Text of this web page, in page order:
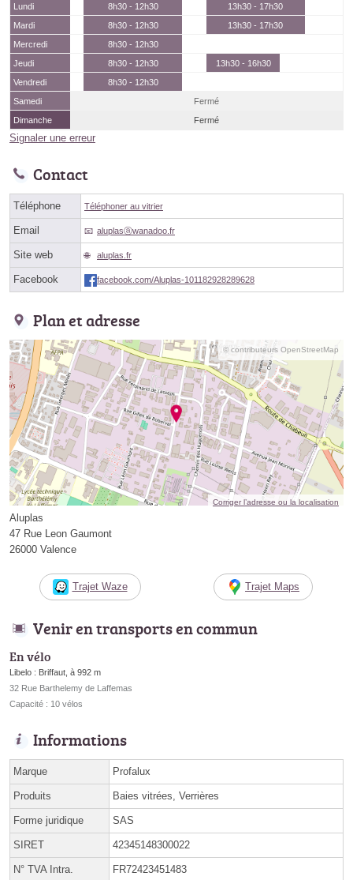
Lundi 8h30 - 12h30
13h30 - 17h30
Mardi
8h30 - 12h30
13h30 - 17h30
Mercredi
8h30 - 12h30
Jeudi
8h30 - 12h30
13h30 - 16h30
Vendredi
8h30 - 12h30
Samedi
Fermé
Dimanche
Fermé
Signaler une erreur
Contact
Téléphone Téléphoner au vitrier
Email aluplasⓐwanadoo.fr
Site web aluplas.fr
Facebook facebook.com/Aluplas-101182928289628
Plan et adresse
© contributeurs OpenStreetMap
Corriger l’adresse ou la localisation
Aluplas
47 Rue Leon Gaumont
26000 Valence
Trajet Waze Trajet Maps
Venir en transports en commun
En vélo
Libelo : Briffaut, à 992 m
32 Rue Barthelemy de Laffemas
Capacité : 10 vélos
Informations
Marque Profalux
Produits Baies vitrées, Verrières
Forme juridique SAS
SIRET 42345148300022
N° TVA Intra. FR72423451483